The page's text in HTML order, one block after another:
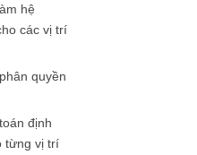
hệ
các vị trí
quyền
định
từng vị trí